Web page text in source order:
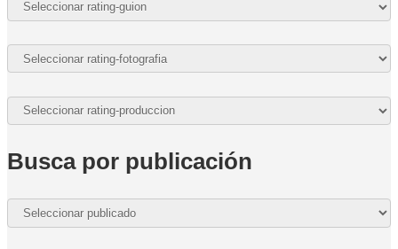
Busca por publicación